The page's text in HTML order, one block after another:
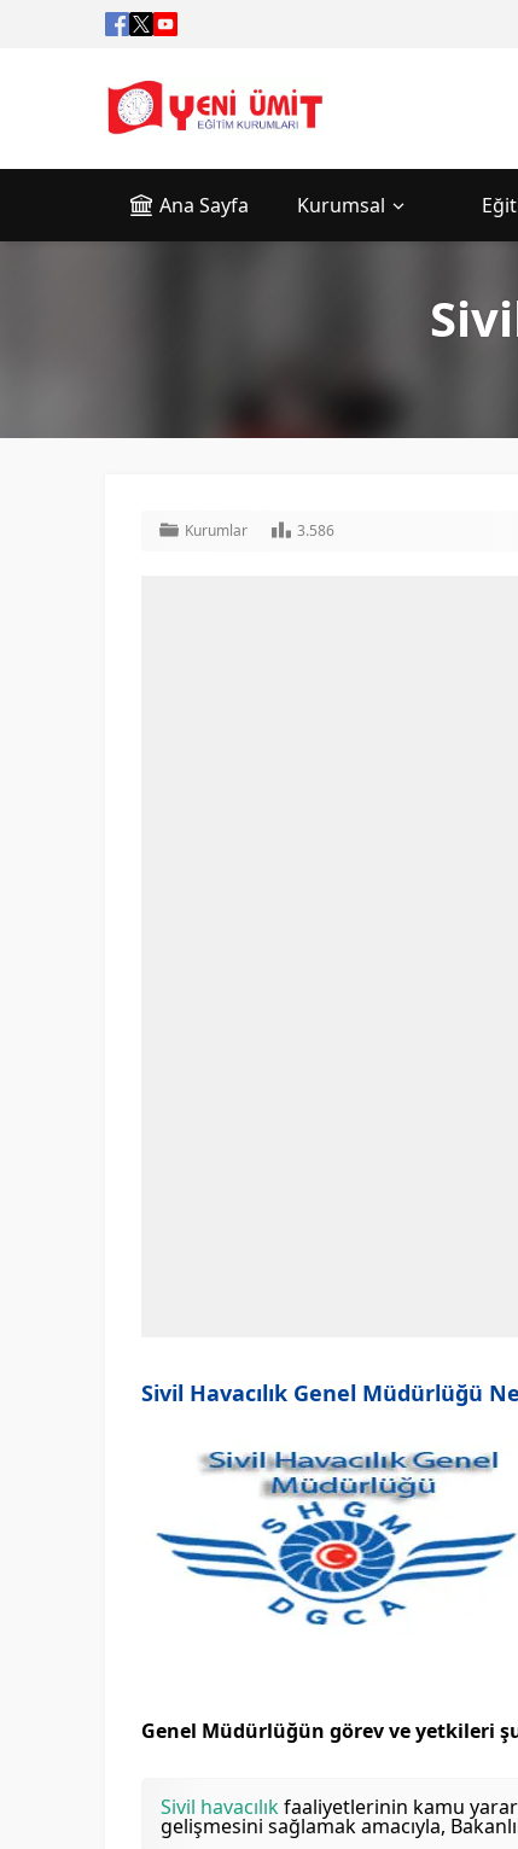
Ana Sayfa Kurumsal
Kurumlar 3.586
Sivil Havacılık Genel Müdürlüğü
Genel Müdürlüğün görev ve yetkileri
Sivil havacılıkfaaliyetlerinin kamu
gelişmesini sağlamak amacıyla,